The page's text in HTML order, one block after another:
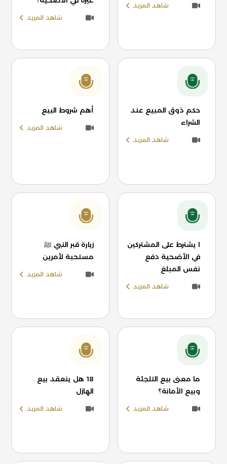
شاهد المزيد
شاهد المزيد
حكم ذوق المبيع عند
الشراء
شاهد المزيد
أهم شروط البيع
شاهد المزيد
ا يشترط على المشتركين
في الأضحية دفع
نفس المبلغ
شاهد المزيد
زيارة قبر النبي ﷺ
مستحبة لأمرين
شاهد المزيد
ما معنى بيع التلجئة
وبيع الأمانة؟
شاهد المزيد
18 هل ينعقد بيع
الهازل
شاهد المزيد